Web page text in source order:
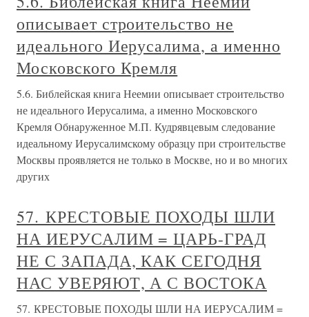
описывает строительство не
идеального Иерусалима, а именно
Московского Кремля
5.6. Библейская книга Неемии описывает строительство
не идеального Иерусалима, а именно Московского
Кремля Обнаруженное М.П. Кудрявцевым следование
идеальному Иерусалимскому образцу при строительстве
Москвы проявляется не только в Москве, но и во многих
других
57. КРЕСТОВЫЕ ПОХОДЫ ШЛИ
НА ИЕРУСАЛИМ = ЦАРЬ-ГРАД
НЕ С ЗАПАДА, КАК СЕГОДНЯ
НАС УВЕРЯЮТ, А С ВОСТОКА
57. КРЕСТОВЫЕ ПОХОДЫ ШЛИ НА ИЕРУСАЛИМ =